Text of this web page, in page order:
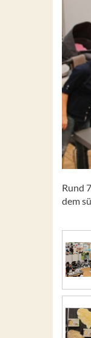
Rund
dem